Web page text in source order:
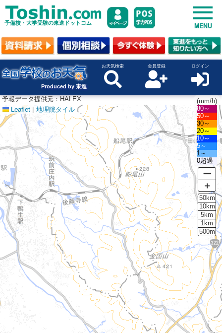
予備校・大学受験の東進ドットコム MENU
Produced by 東進
お天気検索 会員登録 ログイン
Leaflet | 地理院タイル
(mm/h)
80～
50～
30～
20～
10～
5～
1～
0超過
ー
＋
50km
10km
5km
1km
500m
予報データ提供元：HALEX